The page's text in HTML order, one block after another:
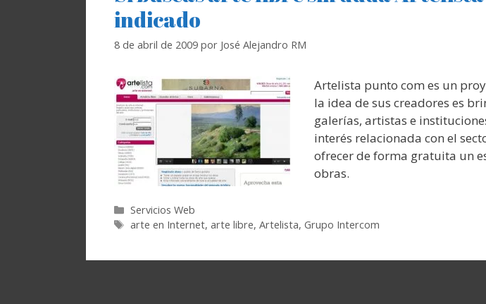
indicado
8 de abril de 2009 por José Alejandro RM
Artelista punto com es un
la idea de sus creadores es
galerías, artistas e
interés relacionada con el
ofrecer de forma gratuita un
obras.
Categorías
Servicios Web
Etiquetas
arte en Internet,arte libre,Artelista,Grupo Intercom